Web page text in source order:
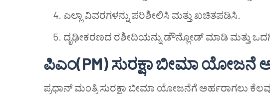
ಎಲ್ಲಾ ವಿವರಗಳನ್ನು ಪರಿಶೀಲಿಸಿ ಮತ್ತು ಖಚಿತಪಡಿಸಿ.
ದೃಢೀಕರಣದ ರಶೀದಿಯನ್ನು ಡೌನ್ಲೋಡ್ ಮಾಡಿ ಮತ್ತು
ಪಿಎಂ(PM) ಸುರಕ್ಷಾ ಬೀಮಾ ಯೋಜನೆ
ಪ್ರಧಾನ್ ಮಂತ್ರಿ ಸುರಕ್ಷಾ ಬೀಮಾ ಯೋಜನೆಗೆ ಅರ್ಹರಾಗಲು